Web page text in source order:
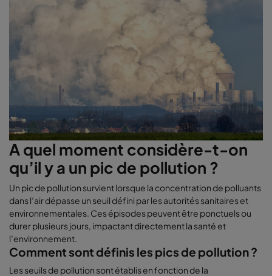
A quel moment considère-t-on
qu’il y a un pic de pollution ?
Un pic de pollution survient lorsque la concentration de polluants
dans l’air dépasse un seuil défini par les autorités sanitaires et
environnementales. Ces épisodes peuvent être ponctuels ou
durer plusieurs jours, impactant directement la santé et
l’environnement.
Comment sont définis les pics de pollution ?
Les seuils de pollution sont établis en fonction de la